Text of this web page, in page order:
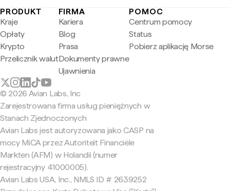
PRODUKT
Kraje
Opłaty
Krypto
Przelicznik walut
FIRMA
Kariera
Blog
Prasa
Dokumenty prawne
Ujawnienia
POMOC
Centrum pomocy
Status
Pobierz aplikację Morse
© 2026 Avian Labs, Inc
Zarejestrowana firma usług pieniężnych w
Stanach Zjednoczonych
Avian Labs jest autoryzowana jako CASP na
mocy MiCA przez Autoriteit Financiële
Markten (AFM) w Holandii (numer
rejestracyjny 41000005).
Avian Labs USA, Inc., NMLS ID # 2639252